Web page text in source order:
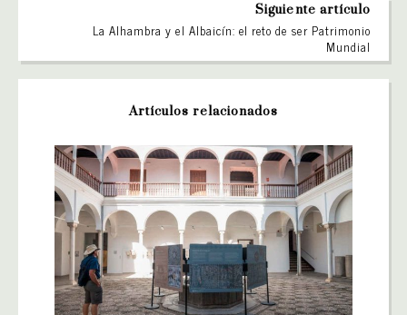
Siguiente artículo
La Alhambra y el Albaicín: el reto de ser Patrimonio
Mundial
Artículos relacionados